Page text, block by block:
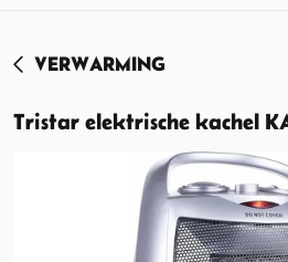
VERWARMING
Tristar elektrische kachel